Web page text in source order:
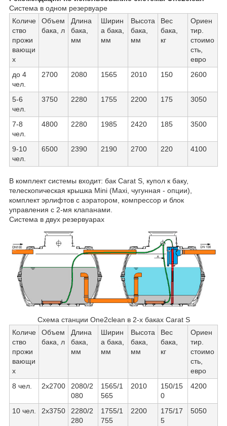
Система в одном резервуаре
Количе
ство
прожи
вающи
х
Объем
бака, л
Длина
бака,
мм
Ширин
а бака,
мм
Высота
бака,
мм
Вес
бака,
кг
Ориен
тир.
стоимо
сть,
евро
до 4
чел.
2700 2080 1565 2010 150 2600
5-6
чел.
3750 2280 1755 2200 175 3050
7-8
чел.
4800 2280 1985 2420 185 3500
9-10
чел.
6500 2390 2190 2700 220 4100
В комплект системы входит: бак Carat S, купол к баку,
телескопическая крышка Mini (Maxi, чугунная - опции),
комплект эрлифтов с аэратором, компрессор и блок
управления с 2-мя клапанами.
Система в двух резервуарах
Схема станции One2clean в 2-х баках Carat S
Количе
ство
прожи
вающи
х
Объем
бака, л
Длина
бака,
мм
Ширин
а бака,
мм
Высота
бака,
мм
Вес
бака,
кг
Ориен
тир.
стоимо
сть,
евро
8 чел.
2х2700
2080/2
080
1565/1
565
2010
150/15
0
4200
10 чел. 2х3750
2280/2
280
1755/1
755
2200
175/17
5
5050